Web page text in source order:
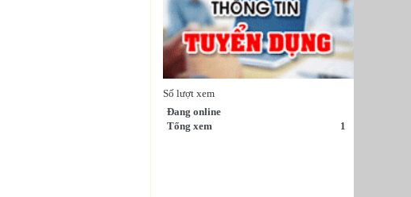
Số lượt xem
Đang online
Tổng xem
1